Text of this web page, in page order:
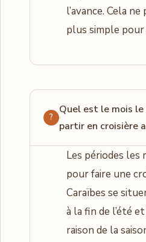
l’avance. Cela
plus simple pour
Quel est le mois le
partir en croisière
Les périodes les
pour faire une
Caraïbes se
à la fin de l’été
raison de la